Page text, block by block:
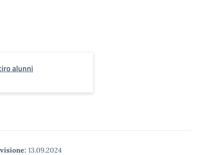
alunni
13.09.2024